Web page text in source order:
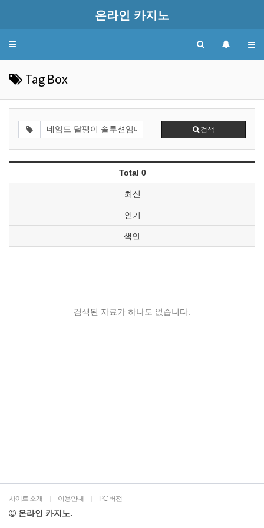
온라인 카지노
Toggle
Tag Box
검색
Total 0
최신
인기
색인
검색된 자료가 하나도 없습니다.
사이트 소개 | 이용안내 | PC 버전
온라인 카지노.